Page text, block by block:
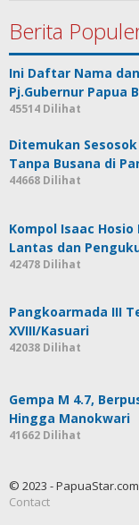
Berita
Ini Daftar Nama
Pj.Gubernur Papua
45514 Dilihat
Ditemukan
Tanpa Busana di
44668 Dilihat
Kompol Isaac
Lantas dan
42478 Dilihat
Pangkoarmada III
XVIII/Kasuari
42038 Dilihat
Gempa M 4.7,
Hingga Manokwari
41662 Dilihat
© 2023 - PapuaStar.com
Contact